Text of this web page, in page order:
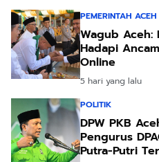
PEMERINTAH ACEH
Wagub Aceh:
Hadapi
Online
5 hari yang lalu
POLITIK
DPW PKB
Pengurus
Putra-Putri